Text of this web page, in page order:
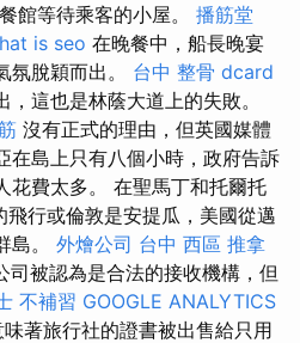
館等待乘客的小屋。 播筋堂
is seo 在晚餐中，船長晚宴
氛脫穎而出。 台中 整骨 dcard
這也是林蔭大道上的失敗。
沒有正式的理由，但英國媒體
在島上只有八個小時，政府告訴
花費太多。 在聖馬丁和托爾托
行或倫敦是安提瓜，美國從邁
島。 外燴公司 台中 西區 推拿
司被認為是合法的接收機構，但
不補習 GOOGLE ANALYTICS
味著旅行社的證書被出售給只用